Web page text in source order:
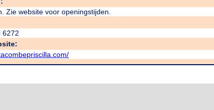
Zie website voor openingstijden.
6272